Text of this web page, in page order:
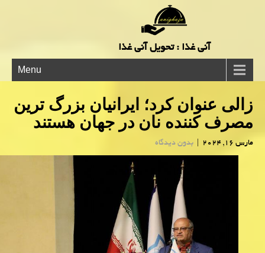
آنی غذا : تحویل آنی غذا
Menu
زالی عنوان كرد؛ ایرانیان بزرگ ترین
مصرف کننده نان در جهان هستند
مارس 16, 2024 | بدون دیدگاه